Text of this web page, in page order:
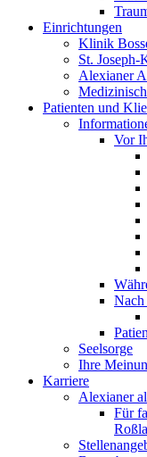
Einrichtungen
Klinik
St. Joseph-
Alexianer
Patienten und
Vor
Seelsorge
Ihre
Karriere
Alexianer
Für